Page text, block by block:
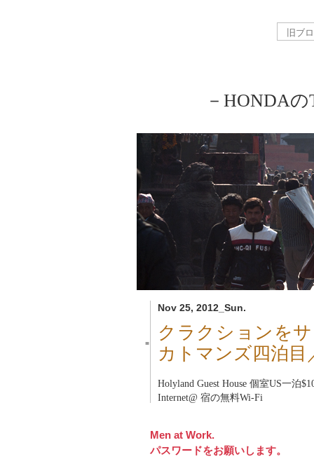
－HONDA
Nov 25, 2012_Sun.
■
クラクションを
カトマンズ四泊目
Holyland Guest House 個室US一泊
Internet@ 宿の無料Wi-Fi
Men at Work.
パスワードをお願いします。